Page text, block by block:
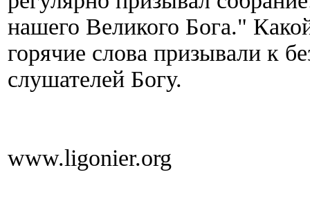
нашего Великого Бога."
горячие слова призывали к
слушателей Богу.
www.ligonier.org